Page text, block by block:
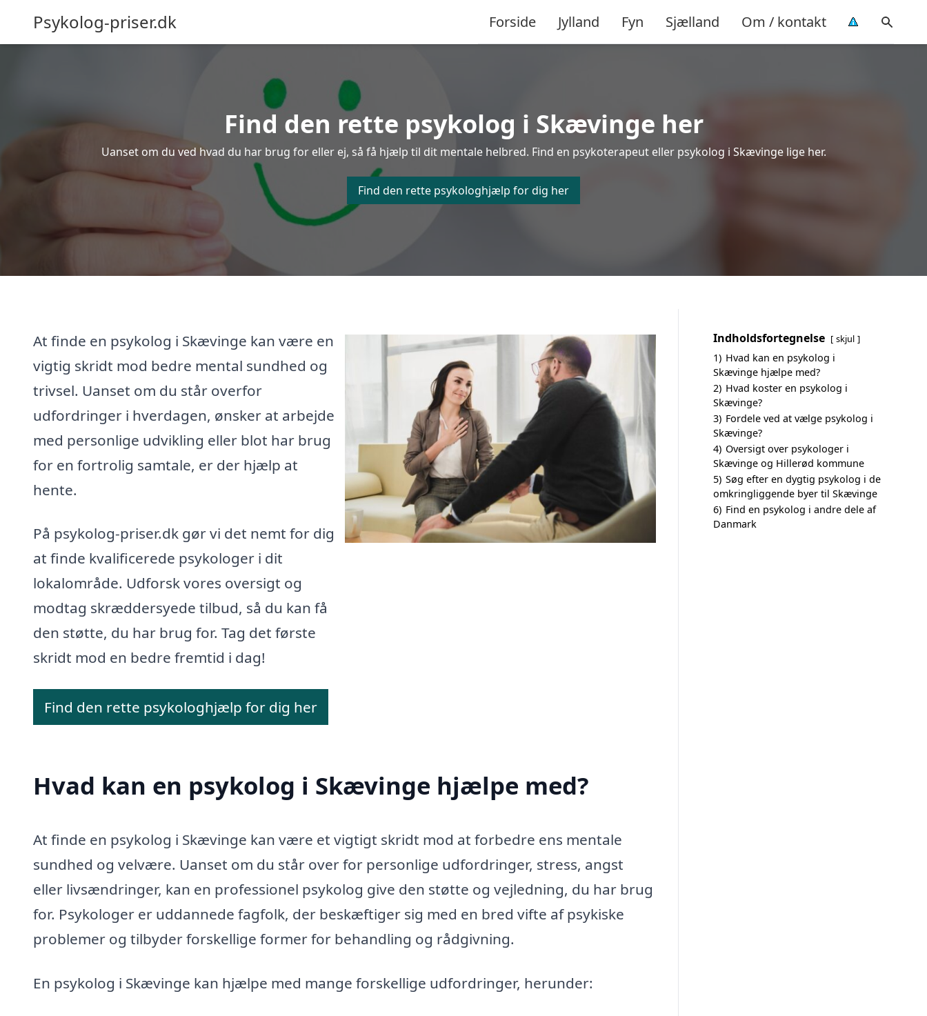
Psykolog-priser.dk Forside Jylland Fyn Sjælland Om / kontakt
Find den rette psykolog i Skævinge her
Uanset om du ved hvad du har brug for eller ej, så få hjælp til dit mentale helbred. Find en psykoterapeut eller psykolog i Skævinge lige her.
Find den rette psykologhjælp for dig her
At finde en psykolog i Skævinge kan være en
vigtig skridt mod bedre mental sundhed og
trivsel. Uanset om du står overfor
udfordringer i hverdagen, ønsker at arbejde
med personlige udvikling eller blot har brug
for en fortrolig samtale, er der hjælp at
hente.
På psykolog-priser.dk gør vi det nemt for dig
at finde kvalificerede psykologer i dit
lokalområde. Udforsk vores oversigt og
modtag skræddersyede tilbud, så du kan få
den støtte, du har brug for. Tag det første
skridt mod en bedre fremtid i dag!
Find den rette psykologhjælp for dig her
Hvad kan en psykolog i Skævinge hjælpe med?
At finde en psykolog i Skævinge kan være et vigtigt skridt mod at forbedre ens mentale
sundhed og velvære. Uanset om du står over for personlige udfordringer, stress, angst
eller livsændringer, kan en professionel psykolog give den støtte og vejledning, du har brug
for. Psykologer er uddannede fagfolk, der beskæftiger sig med en bred vifte af psykiske
problemer og tilbyder forskellige former for behandling og rådgivning.
En psykolog i Skævinge kan hjælpe med mange forskellige udfordringer, herunder:
Indholdsfortegnelse skjul
1) Hvad kan en psykolog i
Skævinge hjælpe med?
2) Hvad koster en psykolog i
Skævinge?
3) Fordele ved at vælge psykolog i
Skævinge?
4) Oversigt over psykologer i
Skævinge og Hillerød kommune
5) Søg efter en dygtig psykolog i de
omkringliggende byer til Skævinge
6) Find en psykolog i andre dele af
Danmark